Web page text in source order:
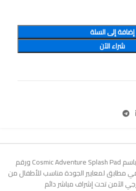
إضافة إلى السلة
شراء الآن
من إنتاج شركة Bestway ويأتي باسم Cosmic Adventure Splash Pad ورقم
عالمي مطابق لمعايير الجودة مناسب للأطفال من
الآمن تحت إشراف مباشر دائم